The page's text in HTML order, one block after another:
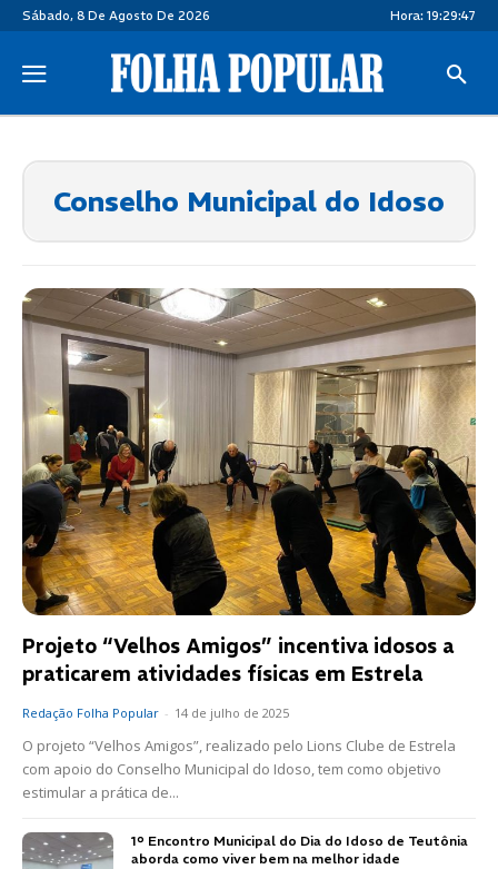
Sábado, 8 De Agosto De 2026 Hora: 19:29:47
Conselho Municipal do Idoso
Projeto “Velhos Amigos” incentiva idosos a
praticarem atividades físicas em Estrela
Redação Folha Popular - 14 de julho de 2025
O projeto “Velhos Amigos”, realizado pelo Lions Clube de Estrela
com apoio do Conselho Municipal do Idoso, tem como objetivo
estimular a prática de...
1º Encontro Municipal do Dia do Idoso de Teutônia
aborda como viver bem na melhor idade